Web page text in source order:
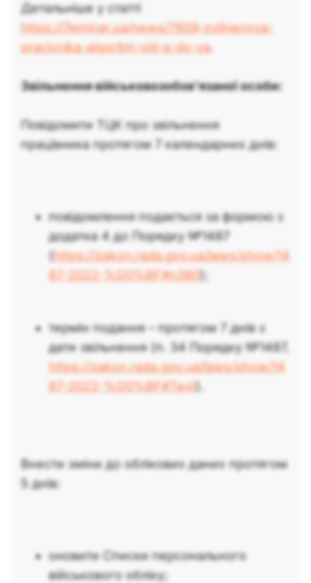
Детальніше у статті
https://7eminar.ua/news/7659-zvilnennya-
pracivnika-algoritm-vid-a-do-ya.
Звільнення військовозобов’язаної особи:
Повідомити ТЦК про звільнення
працівника протягом 7 календарних днів:
повідомлення подається за формою з
додатка 4 до Порядку №1487
(https://zakon.rada.gov.ua/laws/show/14
87-2022-%D0%BF#n380);
термін подання – протягом 7 днів з
дати звільнення (п. 34 Порядку №1487,
https://zakon.rada.gov.ua/laws/show/14
87-2022-%D0%BF#Text).
Внести зміни до облікових даних протягом
5 днів:
оновити Списки персонального
військового обліку;